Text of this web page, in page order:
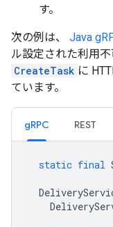
す。
次の例は、 Java
ル設定された利用
CreateTask に
ています。
gRPC REST
static final